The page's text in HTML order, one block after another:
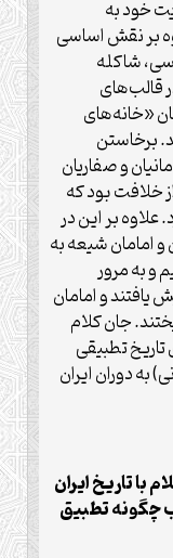
خود به
بر نقش اساسی
شاکله
قالب‌های
«خانه‌های
برخاستن
و صفاریان
خلافت بود که
علاوه بر این در
امامان شیعه به
به مرور
یافتند و امامان
جان کلام
تاریخ تطبیقی
به دوران ایران
با تاریخ ایران
چگونه تطبیق